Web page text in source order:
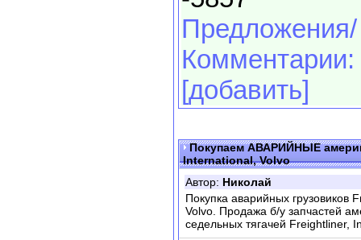
Предложения/
Комментарии:
[добавить]
Покупаем АВАРИЙНЫЕ
International, Volvo
Автор: Николай
Покупка аварийных грузовиков
Volvo. Продажа б/у запчастей
седельных тягачей Freightliner,